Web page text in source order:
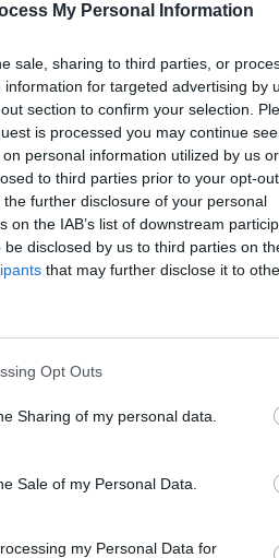
My Personal Information
sale, sharing to third parties, or
for targeted advertising by
section to confirm your selection.
is processed you may continue
personal information utilized by us or
to third parties prior to your opt-
further disclosure of your personal
on the IAB’s list of downstream
be disclosed by us to third parties on
that may further disclose it to
Opt Outs
Sharing of my personal data.
Sale of my Personal Data.
my Personal Data for